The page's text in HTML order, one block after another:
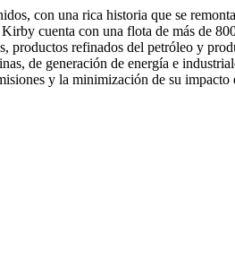
con una rica historia que se
cuenta con una flota de más de
productos refinados del petróleo y
de generación de energía e
y la minimización de su